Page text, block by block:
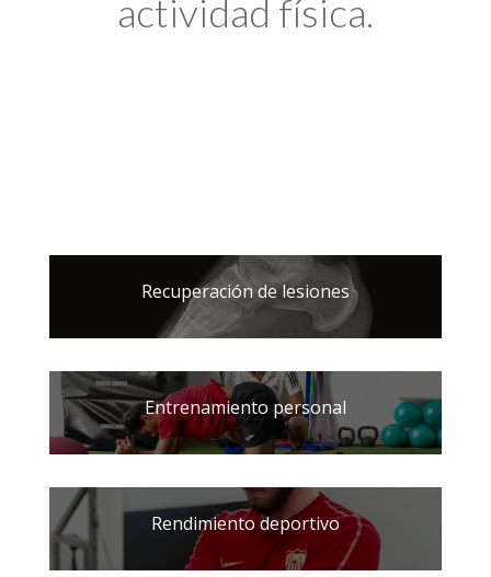
actividad física.
Recuperación de lesiones
Entrenamiento personal
Rendimiento deportivo